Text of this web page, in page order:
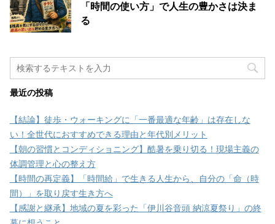
「時間の使い方」で人生の豊かさは決ま
る
最近の投稿
【結論】徒歩・ウォーキングに「一番最適な年齢」は存在しな
い！全世代におすすめできる理由と年代別メリット
【朝の習慣とコンディショニング】酷暑を乗り切る！現場主義の
体調管理と心の整え方
【時間の再定義】「時間給」で生きる人生から、自分の「命（時
間）」を取り戻す生き方へ
【感謝と継承】地域の夏を彩った「伊川谷音頭 納涼夏祭り」の終